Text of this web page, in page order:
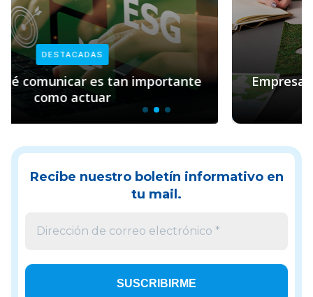
DESTACADAS
Empresas y sostenibilidad: el rol clave de
Recibe nuestro boletín informativo en
tu mail.